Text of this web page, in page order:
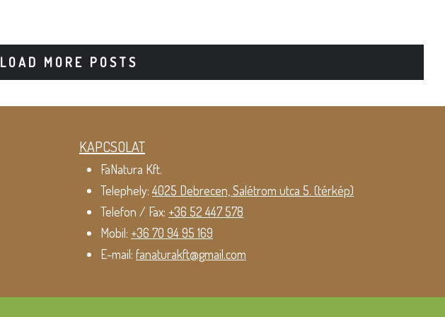
LOAD MORE POSTS
KAPCSOLAT
FaNatura Kft.
Telephely:4025 Debrecen, Salétrom utca 5. (térkép)
Telefon / Fax: +36 52 447 578
Mobil: +36 70 94 95 169
E-mail: fanaturakft@gmail.com